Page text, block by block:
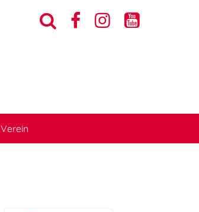
   
Verein